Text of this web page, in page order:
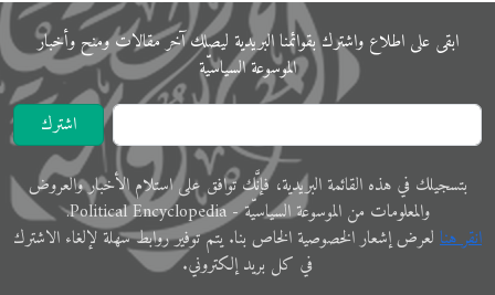
ابقى على اﻃﻼع واشترك بقوائمنا البريدية ليصلك آخر مقالات ومنح وأخبار
الموسوعة اﻟﺴﻴﺎﺳﻴّﺔ
اشترك
ﺑﺘﺴﺠﻴﻠﻚ في ﻫﺬﻩ اﻟﻘﺎﺋﻤﺔ البريدية، فإنَّك ﺗﻮاﻓﻖ ﻋﻠﻰ اﺳﺘﻼم اﻷﺧﺒﺎر واﻟﻌﺮوض
والمعلوﻣﺎت ﻣﻦ الموسوعة اﻟﺴﻴﺎﺳﻴّﺔ - Political Encyclopedia.
اﻧﻘﺮ ﻫﻨﺎ ﻟﻌﺮض إﺷﻌﺎر الخصوصية الخاص ﺑﻨﺎ. ﻳﺘﻢ ﺗﻮفير رواﺑﻂ ﺳﻬﻠﺔ لإﻟﻐﺎء الاشترك
في ﻛﻞ ﺑﺮﻳﺪ إلكتروني.